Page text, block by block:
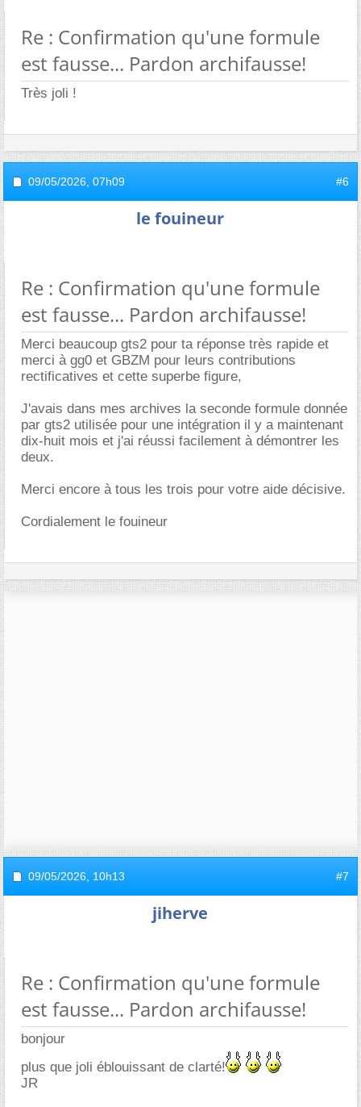
Re : Confirmation qu'une formule
est fausse... Pardon archifausse!
Très joli !
09/05/2026, 07h09 #6
le fouineur
Re : Confirmation qu'une formule
est fausse... Pardon archifausse!
Merci beaucoup gts2 pour ta réponse très rapide et
merci à gg0 et GBZM pour leurs contributions
rectificatives et cette superbe figure,
J'avais dans mes archives la seconde formule donnée
par gts2 utilisée pour une intégration il y a maintenant
dix-huit mois et j'ai réussi facilement à démontrer les
deux.
Merci encore à tous les trois pour votre aide décisive.
Cordialement le fouineur
09/05/2026, 10h13 #7
jiherve
Re : Confirmation qu'une formule
est fausse... Pardon archifausse!
bonjour
plus que joli éblouissant de clarté!
JR